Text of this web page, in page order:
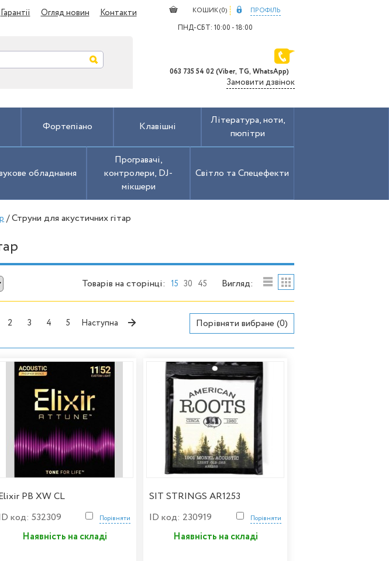
ПРОФІЛЬ
КОШИК (0)
ПНД-СБТ: 10:00 - 18:00
063 735 54 02 (Viber, TG, WhatsApp)
Замовити дзвінок
Гарантії Огляд новин Контакти
Фортепіано Клавішні
Література, ноти,
пюпітри
обладнання
Програвачі,
контролери, DJ-
мікшери
Світло та Спецефекти
/ Струни для акустичних гітар
Вигляд:
Товарів на сторінці: 15 30 45
Порівняти вибране (0)
2 3 4 5 Наступна →
PB XW CL
Порівняти
код: 532309
Наявність на складі
SIT STRINGS AR1253
Порівняти
ID код: 230919
Наявність на складі